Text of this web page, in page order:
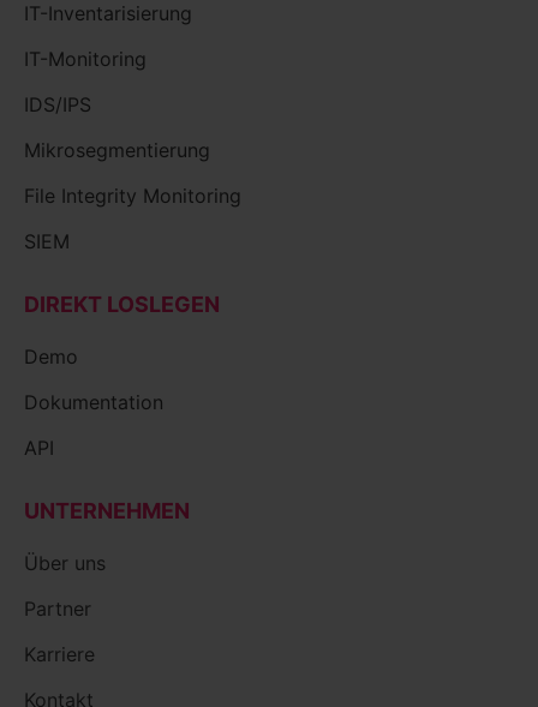
IT-Inventarisierung
IT-Monitoring
IDS/IPS
Mikrosegmentierung
File Integrity Monitoring
SIEM
DIREKT LOSLEGEN
Demo
Dokumentation
API
UNTERNEHMEN
Über uns
Partner
Karriere
Kontakt